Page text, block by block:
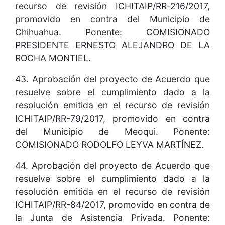
recurso de revisión ICHITAIP/RR-216/2017,
promovido en contra del Municipio de
Chihuahua. Ponente: COMISIONADO
PRESIDENTE ERNESTO ALEJANDRO DE LA
ROCHA MONTIEL.
43. Aprobación del proyecto de Acuerdo que
resuelve sobre el cumplimiento dado a la
resolución emitida en el recurso de revisión
ICHITAIP/RR-79/2017, promovido en contra
del Municipio de Meoqui. Ponente:
COMISIONADO RODOLFO LEYVA MARTÍNEZ.
44. Aprobación del proyecto de Acuerdo que
resuelve sobre el cumplimiento dado a la
resolución emitida en el recurso de revisión
ICHITAIP/RR-84/2017, promovido en contra de
la Junta de Asistencia Privada. Ponente: